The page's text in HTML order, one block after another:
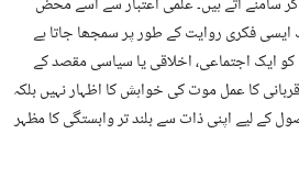
فکری روایت کے طور پر سمجھا جاتا ہے
ایک اجتماعی، اخلاقی یا سیاسی مقصد کے
کا عمل موت کی خواہش کا اظہار نہیں بلکہ
کے لیے اپنی ذات سے بلند تر وابستگی کا مظہر